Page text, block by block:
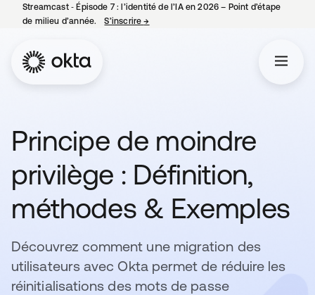
Streamcast ‑ Épisode 7 : l’identité de l’IA en 2026 – Point d’étape
de milieu d’année.
S’inscrire→
Principe de moindre
privilège : Définition,
méthodes & Exemples
Découvrez comment une migration des
utilisateurs avec Okta permet de réduire les
réinitialisations des mots de passe